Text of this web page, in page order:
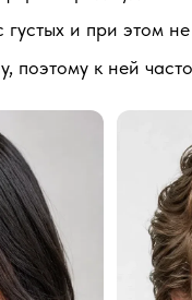
и при этом
поэтому к ней